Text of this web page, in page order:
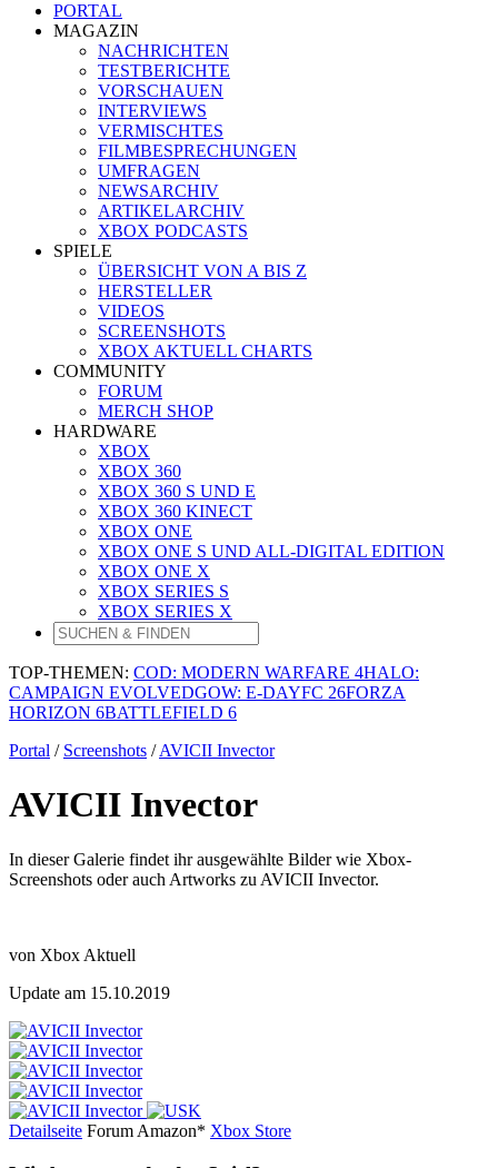
PORTAL
MAGAZIN
NACHRICHTEN
TESTBERICHTE
VORSCHAUEN
INTERVIEWS
VERMISCHTES
FILMBESPRECHUNGEN
UMFRAGEN
NEWSARCHIV
ARTIKELARCHIV
XBOX PODCASTS
SPIELE
ÜBERSICHT VON A BIS Z
HERSTELLER
VIDEOS
SCREENSHOTS
XBOX AKTUELL CHARTS
COMMUNITY
FORUM
MERCH SHOP
HARDWARE
XBOX
XBOX 360
XBOX 360 S UND E
XBOX 360 KINECT
XBOX ONE
XBOX ONE S UND ALL-DIGITAL EDITION
XBOX ONE X
XBOX SERIES S
XBOX SERIES X
TOP-THEMEN: COD: MODERN WARFARE 4HALO:
CAMPAIGN EVOLVEDGOW: E-DAYFC 26FORZA
HORIZON 6BATTLEFIELD 6
Portal / Screenshots /AVICII Invector
AVICII Invector
In dieser Galerie findet ihr ausgewählte Bilder wie Xbox-
Screenshots oder auch Artworks zu AVICII Invector.
von Xbox Aktuell
Update am 15.10.2019
Detailseite Forum Amazon* Xbox Store